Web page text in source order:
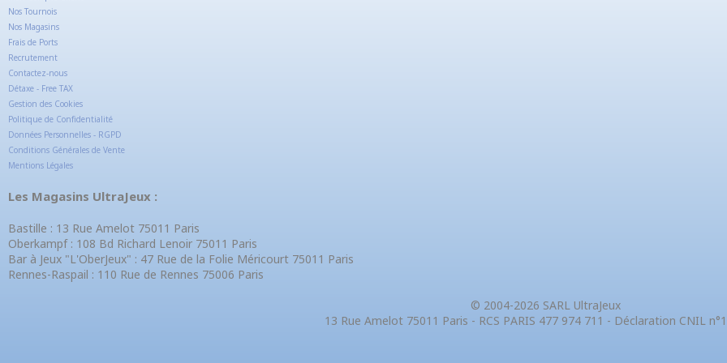
Nos Tournois
Nos Magasins
Frais de Ports
Recrutement
Contactez-nous
Détaxe - Free TAX
Gestion des Cookies
Politique de Confidentialité
Données Personnelles - RGPD
Conditions Générales de Vente
Mentions Légales
Les Magasins UltraJeux :
Bastille : 13 Rue Amelot 75011 Paris
Oberkampf : 108 Bd Richard Lenoir 75011 Paris
Bar à Jeux "L'OberJeux" : 47 Rue de la Folie Méricourt 75011 Paris
Rennes-Raspail : 110 Rue de Rennes 75006 Paris
© 2004-2026 SARL UltraJeux
13 Rue Amelot 75011 Paris - RCS PARIS 477 974 711 - Déclaration CNIL